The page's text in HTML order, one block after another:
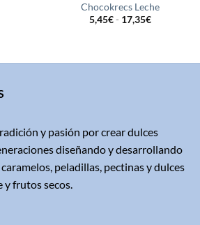
Chocokrecs Leche
5,45€- 17,35€Rango
hasta
y pasión por crear dulces
diseñando y desarrollando
peladillas, pectinas y dulces
y frutos secos.